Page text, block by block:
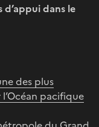
d’appui dans le
des plus
pacifique